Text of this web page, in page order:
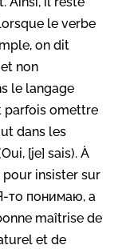
le verbe
on dit
non
le langage
parfois omettre
dans les
[je] sais). À
pour insister sur
то понимаю, а
maîtrise de
et de